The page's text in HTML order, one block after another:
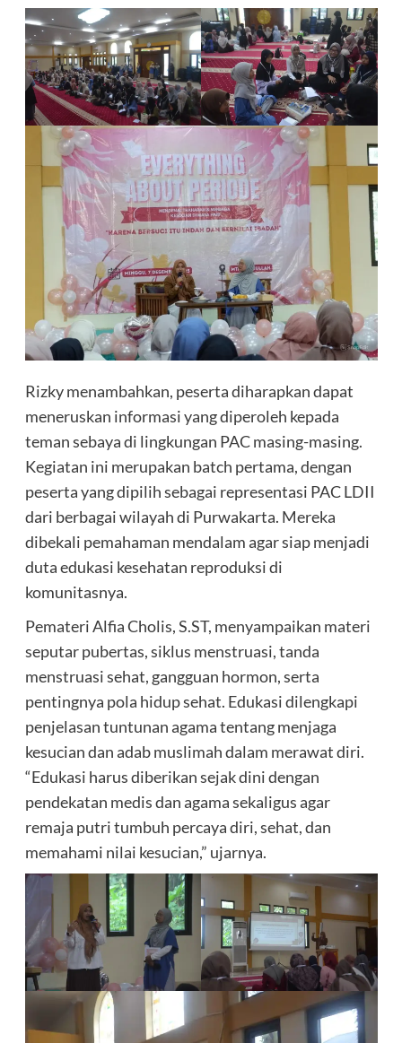
Rizky menambahkan, peserta diharapkan dapat
meneruskan informasi yang diperoleh kepada
teman sebaya di lingkungan PAC masing-masing.
Kegiatan ini merupakan batch pertama, dengan
peserta yang dipilih sebagai representasi PAC LDII
dari berbagai wilayah di Purwakarta. Mereka
dibekali pemahaman mendalam agar siap menjadi
duta edukasi kesehatan reproduksi di
komunitasnya.
Pemateri Alfia Cholis, S.ST, menyampaikan materi
seputar pubertas, siklus menstruasi, tanda
menstruasi sehat, gangguan hormon, serta
pentingnya pola hidup sehat. Edukasi dilengkapi
penjelasan tuntunan agama tentang menjaga
kesucian dan adab muslimah dalam merawat diri.
“Edukasi harus diberikan sejak dini dengan
pendekatan medis dan agama sekaligus agar
remaja putri tumbuh percaya diri, sehat, dan
memahami nilai kesucian,” ujarnya.